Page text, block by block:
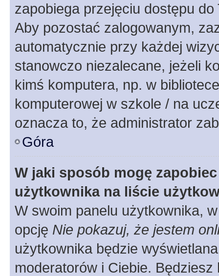
zapobiega przejęciu dostępu
Aby pozostać zalogowanym,
automatycznie przy każdej
stanowczo niezalecane, jeżeli
kimś komputera, np. w
komputerowej w szkole / na
oznacza to, że administrator
Góra
W jaki sposób mogę
użytkownika na liście
W swoim panelu użytkownika,
opcję Nie pokazuj, że jestem
użytkownika będzie
moderatorów i Ciebie.